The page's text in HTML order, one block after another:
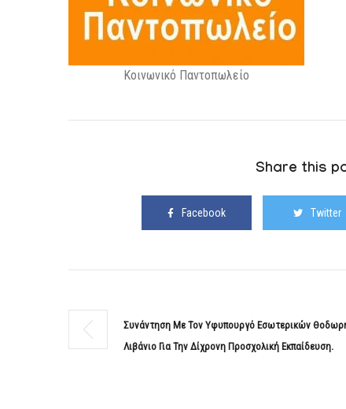
Κοινωνικό Παντοπωλείο
Share this
Facebook Twitter
Συνάντηση Με Τον Υφυπουργό Εσωτερικών
Λιβάνιο Για Την Δίχρονη Προσχολική Εκπαίδευση.